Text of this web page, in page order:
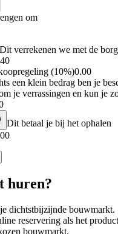
om
Dit verrekenen we met de
(10%)0.00
een klein bedrag ben je
je verrassingen en kun je
Dit betaal je bij het ophalen
huren?
je dichtstbijzijnde bouwmarkt.
reservering als het
bouwmarkt.